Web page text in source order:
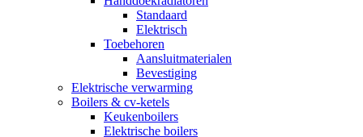
Standaard
Elektrisch
Toebehoren
Aansluitmaterialen
Bevestiging
Elektrische verwarming
Boilers & cv-ketels
Keukenboilers
Elektrische boilers